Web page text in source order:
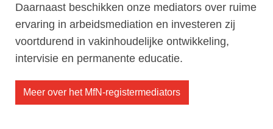
Daarnaast beschikken onze mediators over ruime
ervaring in arbeidsmediation en investeren zij
voortdurend in vakinhoudelijke ontwikkeling,
intervisie en permanente educatie.
Meer over het MfN-registermediators